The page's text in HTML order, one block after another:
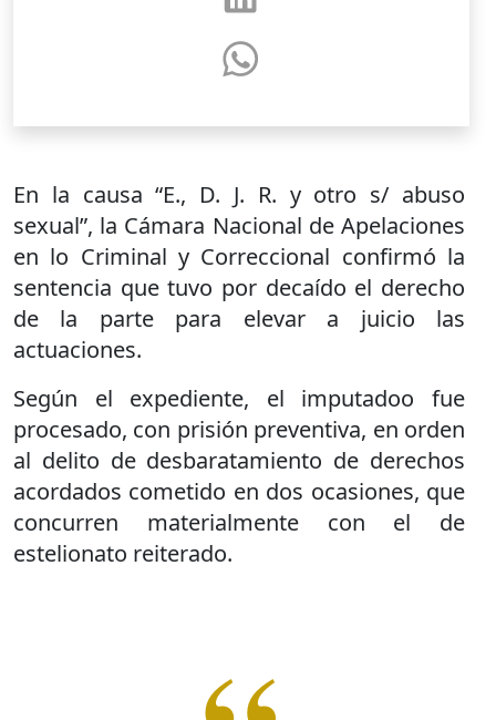
En la causa “E., D. J. R. y otro s/ abuso
sexual”, la Cámara Nacional de Apelaciones
en lo Criminal y Correccional confirmó la
sentencia que tuvo por decaído el derecho
de la parte para elevar a juicio las
actuaciones.
Según el expediente, el imputadoo fue
procesado, con prisión preventiva, en orden
al delito de desbaratamiento de derechos
acordados cometido en dos ocasiones, que
concurren materialmente con el de
estelionato reiterado.